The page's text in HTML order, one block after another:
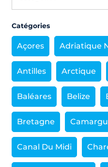
Catégories
Açores Adriatique
Antilles Arctique
Baléares Belize
Bretagne
Canal Du Midi